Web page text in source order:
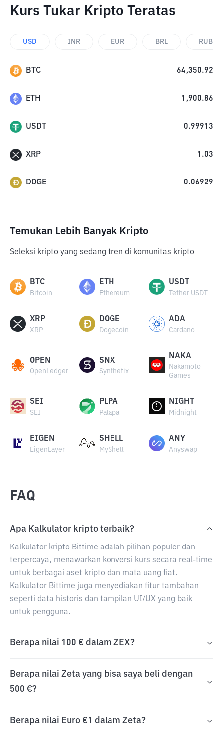
Kurs Tukar Kripto Teratas
USD INR EUR BRL RUB
BTC 64,350.92
ETH 1,900.86
USDT 0.99913
XRP 1.03
DOGE 0.06929
Temukan Lebih Banyak Kripto
Seleksi kripto yang sedang tren di komunitas kripto
BTC
Bitcoin
ETH
Ethereum
USDT
Tether USDT
XRP
XRP
DOGE
Dogecoin
ADA
Cardano
OPEN
OpenLedger
SNX
Synthetix
NAKA
Nakamoto
Games
SEI
SEI
PLPA
Palapa
NIGHT
Midnight
EIGEN
EigenLayer
SHELL
MyShell
ANY
Anyswap
FAQ
Apa Kalkulator kripto terbaik?
Kalkulator kripto Bittime adalah pilihan populer dan
terpercaya, menawarkan konversi kurs secara real-time
untuk berbagai aset kripto dan mata uang fiat.
Kalkulator Bittime juga menyediakan fitur tambahan
seperti data historis dan tampilan UI/UX yang baik
untuk pengguna.
Berapa nilai 100 € dalam ZEX?
Berapa nilai Zeta yang bisa saya beli dengan
500 €?
Berapa nilai Euro €1 dalam Zeta?